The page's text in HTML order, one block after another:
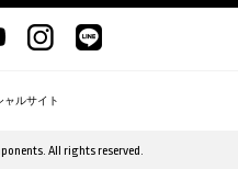
ャルサイト
All rights reserved.